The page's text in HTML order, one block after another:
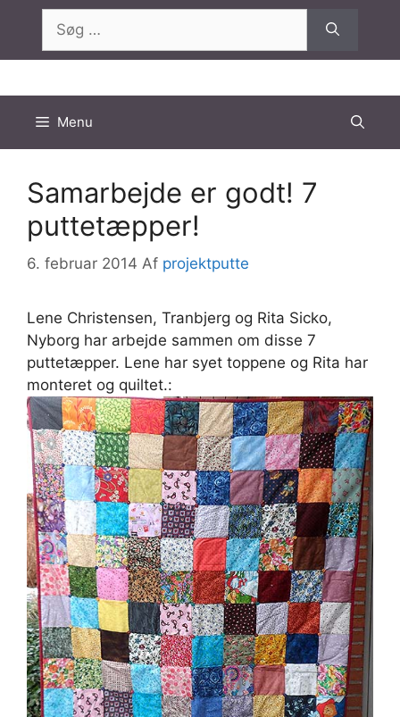
indhold
efter:
Menu
Samarbejde er godt! 7
puttetæpper!
6. februar 2014 Af projektputte
Lene Christensen, Tranbjerg og Rita Sicko,
Nyborg har arbejde sammen om disse 7
puttetæpper. Lene har syet toppene og Rita har
monteret og quiltet.: